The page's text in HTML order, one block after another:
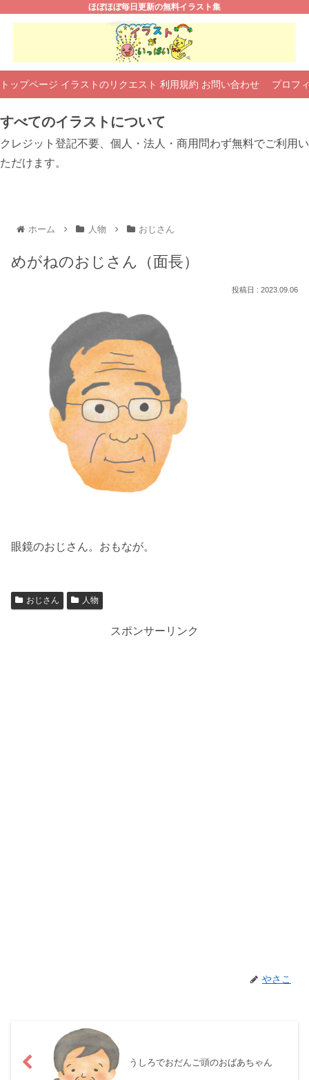
ほぼほぼ毎日更新の無料イラスト集
トップページ イラストのリクエスト 利用規約 お問い合わせ プロフ
すべてのイラストについて
クレジット登記不要、個人・法人・商用問わず無料でご利用い
ただけます。
ホーム 人物 おじさん
めがねのおじさん（面長）
2023.09.06
眼鏡のおじさん。おもなが。
おじさん 人物
スポンサーリンク
やさこ
うしろでおだんご頭のおばあちゃん